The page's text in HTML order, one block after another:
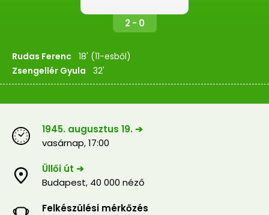
2 - 0
Rudas Ferenc 18' (11-esből)
Zsengellér Gyula 32'
1945. augusztus 19. ➔
vasárnap,17:00
Üllői út ➔
Budapest, 40 000 néző
Felkészülési mérkőzés